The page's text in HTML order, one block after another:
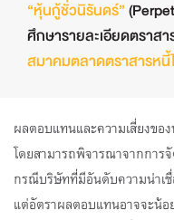
“หุ้นกู้ชั่วนิรันดร์”
ศึกษารายละเอียดตราส
สมาคมตลาดตราสารหนี้
ผลตอบแทนและความเสี่ยงข
โดยสามารถพิจารณาจากการ
กรณีบริษัทที่มีอันดับความน่าเชื่
แต่อัตราผลตอบแทนอาจจะน้